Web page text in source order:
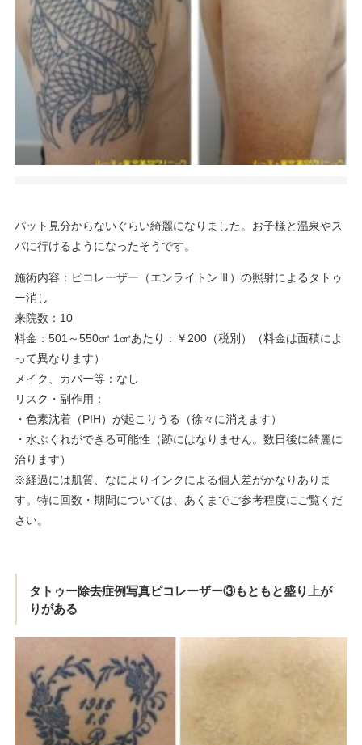
パット見分からないぐらい綺麗になりました。お子様と温泉やス
パに行けるようになったそうです。
施術内容：ピコレーザー（エンライトンⅢ）の照射によるタトゥ
ー消し
来院数：10
料金：501～550㎠ 1㎠あたり：￥200（税別）（料金は面積によ
って異なります）
メイク、カバー等：なし
リスク・副作用：
・色素沈着（PIH）が起こりうる（徐々に消えます）
・水ぶくれができる可能性（跡にはなりません。数日後に綺麗に
治ります）
※経過には肌質、なによりインクによる個人差がかなりありま
す。特に回数・期間については、あくまでご参考程度にご覧くだ
さい。
タトゥー除去症例写真ピコレーザー③もともと盛り上が
りがある